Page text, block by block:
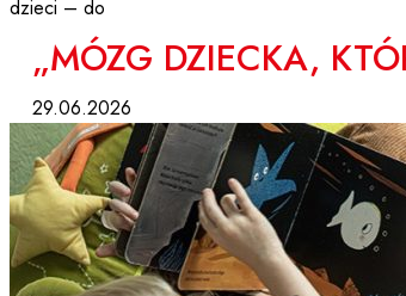
dzieci – do
„MÓZG DZIECKA,
29.06.2026